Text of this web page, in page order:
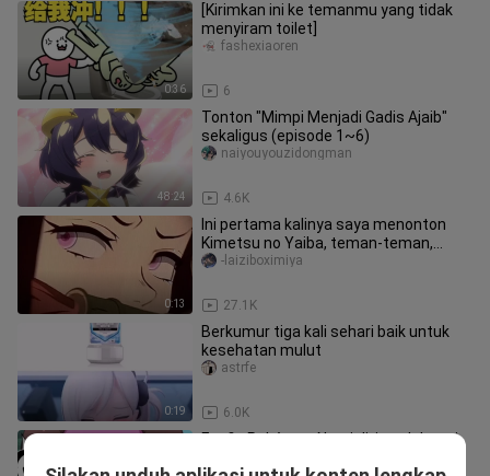
0:36
[Kirimkan ini ke temanmu yang tidak
menyiram toilet]
6
fashexiaoren
48:24
Tonton "Mimpi Menjadi Gadis Ajaib"
sekaligus (episode 1~6)
4.6K
naiyouyouzidongman
0:13
Ini pertama kalinya saya menonton
Kimetsu no Yaiba, teman-teman,
tolong bantu saya memeriksa apakah
27.1K
-laiziboximiya
0:19
Berkumur tiga kali sehari baik untuk
kesehatan mulut
6.0K
astrfe
Fanfic Pokémon Narui ditipu oleh peri